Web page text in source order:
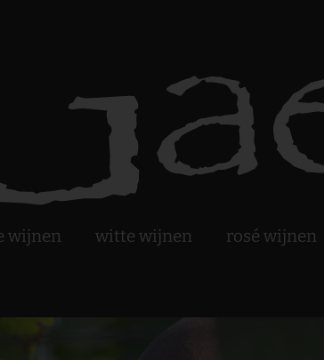
wijnen witte wijnen rosé wijnen